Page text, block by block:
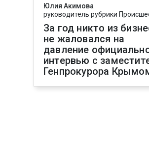
Юлия Акимова
руководитель рубрики
За год никто из
не жаловался на
давление
интервью с
Генпрокурора